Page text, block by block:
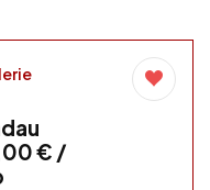
€ /